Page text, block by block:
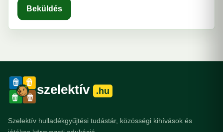
Beküldés
szelektív .hu
Szelektív hulladékgyűjtési tudástár, közösségi kihívások és